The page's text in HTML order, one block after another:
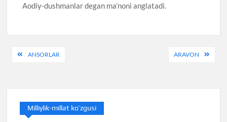
Aodiy-dushmanlar degan ma’noni anglatadi.
PostANSORLAR ARAVON
Milliylik-millat ko’zgusi